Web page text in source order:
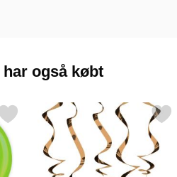
også købt
Lyseblå/Blå som favorit
Markér happy Birthday